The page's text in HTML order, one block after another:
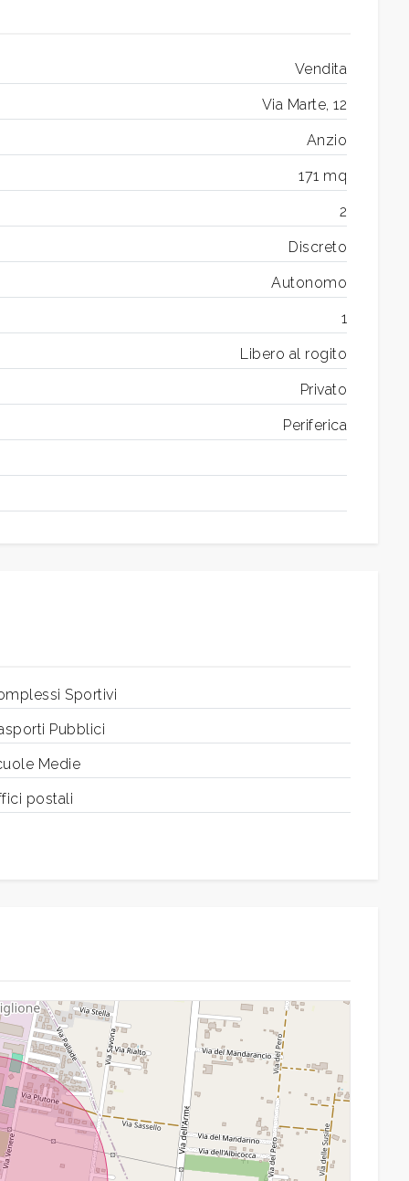
Vendita
Via Marte, 12
Anzio
171 mq
2
Discreto
Autonomo
1
Libero al rogito
Privato
Periferica
Sportivi
Pubblici
Medie
postali